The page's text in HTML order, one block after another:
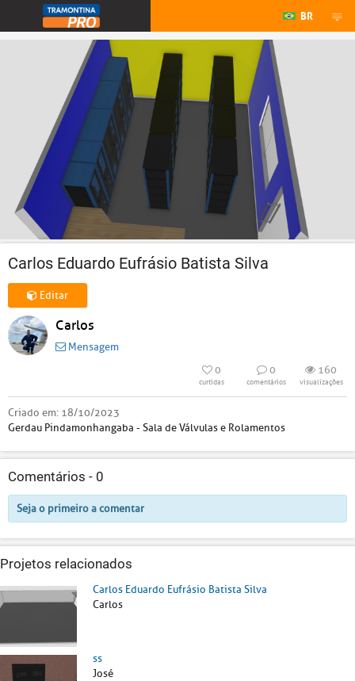
BR
Carlos Eduardo Eufrásio Batista Silva
Editar
Carlos
Mensagem
0
curtidas
0
comentários
160
visualizações
Criado em: 18/10/2023
Gerdau Pindamonhangaba - Sala de Válvulas e Rolamentos
Comentários - 0
Seja o primeiro a comentar
Projetos relacionados
Carlos Eduardo Eufrásio Batista Silva
Carlos
ss
José